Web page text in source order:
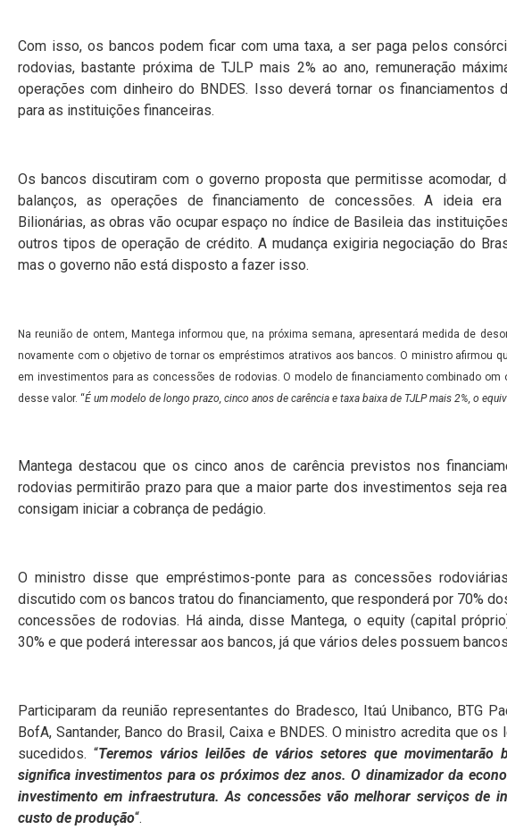
Com isso, os bancos podem ficar com uma taxa, a ser paga pelos
rodovias, bastante próxima de TJLP mais 2% ao ano, remuneração
operações com dinheiro do BNDES. Isso deverá tornar os financiamentos
para as instituições financeiras.
Os bancos discutiram com o governo proposta que permitisse acomodar,
balanços, as operações de financiamento de concessões. A ideia era
Bilionárias, as obras vão ocupar espaço no índice de Basileia das
outros tipos de operação de crédito. A mudança exigiria negociação do
mas o governo não está disposto a fazer isso.
Na reunião de ontem, Mantega informou que, na próxima semana, apresentará medida de
novamente com o objetivo de tornar os empréstimos atrativos aos bancos. O ministro afirmou
em investimentos para as concessões de rodovias. O modelo de financiamento combinado om
desse valor. “É um modelo de longo prazo, cinco anos de carência e taxa baixa de TJLP mais 2%, o
Mantega destacou que os cinco anos de carência previstos nos
rodovias permitirão prazo para que a maior parte dos investimentos seja
consigam iniciar a cobrança de pedágio.
O ministro disse que empréstimos-ponte para as concessões
discutido com os bancos tratou do financiamento, que responderá por 70%
concessões de rodovias. Há ainda, disse Mantega, o equity (capital
30% e que poderá interessar aos bancos, já que vários deles possuem
Participaram da reunião representantes do Bradesco, Itaú Unibanco, BTG
BofA, Santander, Banco do Brasil, Caixa e BNDES. O ministro acredita que
sucedidos. “Teremos vários leilões de vários setores que movimentarão
significa investimentos para os próximos dez anos. O dinamizador da
investimento em infraestrutura. As concessões vão melhorar serviços de
custo de produção“.